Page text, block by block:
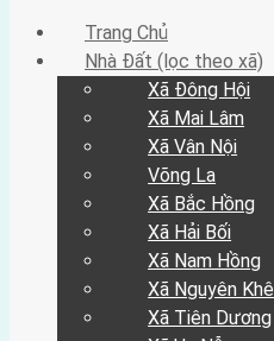
Trang Chủ
Nhà Đất (lọc theo xã)
Xã Đông Hội
Xã Mai Lâm
Xã Vân Nội
Võng La
Xã Bắc Hồng
Xã Hải Bối
Xã Nam Hồng
Xã Nguyên Khê
Xã Tiên Dương